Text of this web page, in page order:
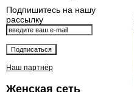
Подпишитесь на нашу
рассылку
Наш партнёр
Женская сеть